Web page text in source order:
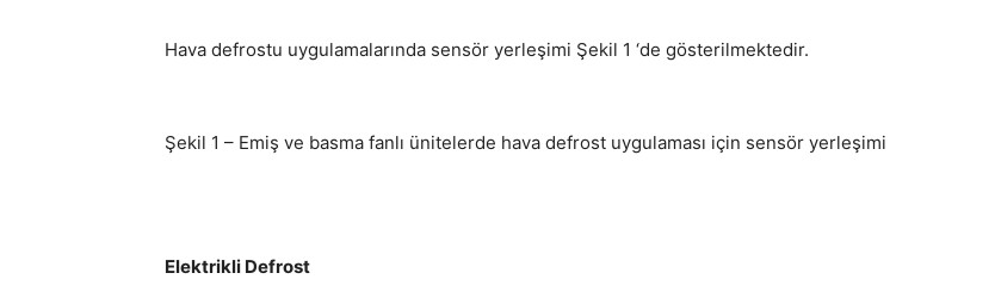
Hava defrostu uygulamalarında sensör yerleşimi Şekil 1 ‘de gösterilmektedir.
Şekil 1 – Emiş ve basma fanlı ünitelerde hava defrost uygulaması için sensör yerleşimi
Elektrikli Defrost